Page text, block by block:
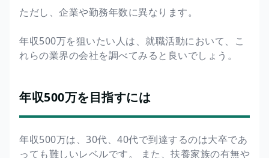
ただし、企業や勤務年数に異なります。
年収500万を狙いたい人は、就職活動において、こ
れらの業界の会社を調べてみると良いでしょう。
年収500万を目指すには
年収500万は、30代、40代で到達するのは大卒であ
っても難しいレベルです。 また、扶養家族の有無や